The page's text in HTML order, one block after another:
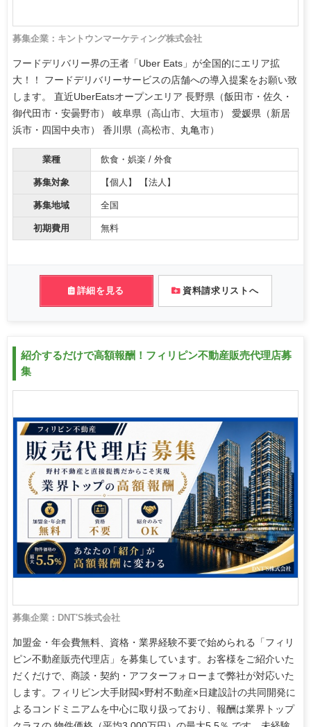
募集企業：キントウンマーケティング株式会社
フードデリバリー界の王者「Uber Eats」が全国的にエリア拡
大！！ フードデリバリーサービスの店舗への導入提案をお願い致
します。 直近UberEatsオープンエリア 長野県（飯田市・佐久・
御代田市・安曇野市） 岐阜県（高山市、大垣市） 愛媛県（新居
浜市・四国中央市） 香川県（高松市、丸亀市）
業種 飲食・娯楽 / 外食
募集対象 【個人】 【法人】
募集地域 全国
初期費用 無料
詳細を見る 資料請求リストへ
紹介するだけで高額報酬！フィリピン不動産販売代理店募
集
募集企業：DNT'S株式会社
加盟金・年会費無料、資格・業界経験不要で始められる「フィリ
ピン不動産販売代理店」を募集しています。お客様をご紹介いた
だくだけで、商談・契約・アフターフォローまで弊社が対応いた
します。フィリピン大手財閥×野村不動産×日建設計の共同開発に
よるコンドミニアムを中心に取り扱っており、報酬は業界トップ